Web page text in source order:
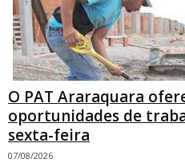
O PAT Araraquara
oportunidades de
sexta-feira
07/08/2026